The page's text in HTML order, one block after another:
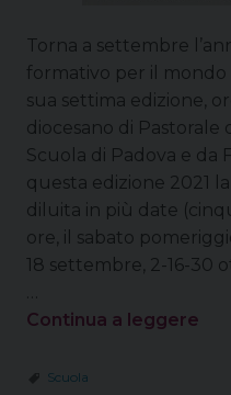
Torna a settembre
formativo per il
sua settima edizione,
diocesano di Pastorale
Scuola di Padova e da
questa edizione 2021
diluita in più date
ore, il sabato
18 settembre, 2-16-30
Continua a leggere
Scuola